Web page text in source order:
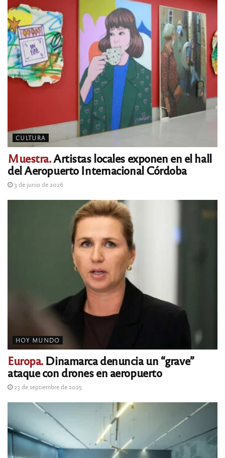
CULTURA
Muestra.Artistas locales exponen en el hall
del Aeropuerto Internacional Córdoba
3 de junio de 2026
HOY MUNDO
Europa.Dinamarca denuncia un “grave”
ataque con drones en aeropuerto
23 de septiembre de 2025